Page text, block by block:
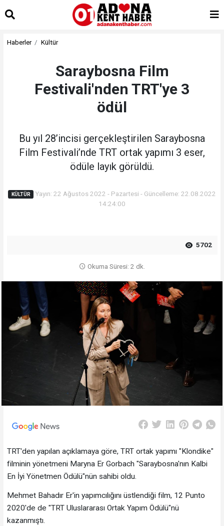
sohbet
çemberleme
Haberler Kültür
Saraybosna Film
Festivali'nden TRT'ye 3
ödül
Bu yıl 28’incisi gerçekleştirilen Saraybosna
Film Festivali’nde TRT ortak yapımı 3 eser,
ödüle layık görüldü.
KÜLTÜR
Yayın: 22 Ağustos 2022 - Pazartesi - Güncelleme: 22.08.2022
14:24:00
5702
Okuma Süresi: 2 dk.
TRT'den yapılan açıklamaya göre, TRT ortak yapımı "Klondike"
filminin yönetmeni Maryna Er Gorbach "Saraybosna'nın Kalbi
En İyi Yönetmen Ödülü"nün sahibi oldu.
Mehmet Bahadır Er'in yapımcılığını üstlendiği film, 12 Punto
2020'de de "TRT Uluslararası Ortak Yapım Ödülü"nü
kazanmıştı.